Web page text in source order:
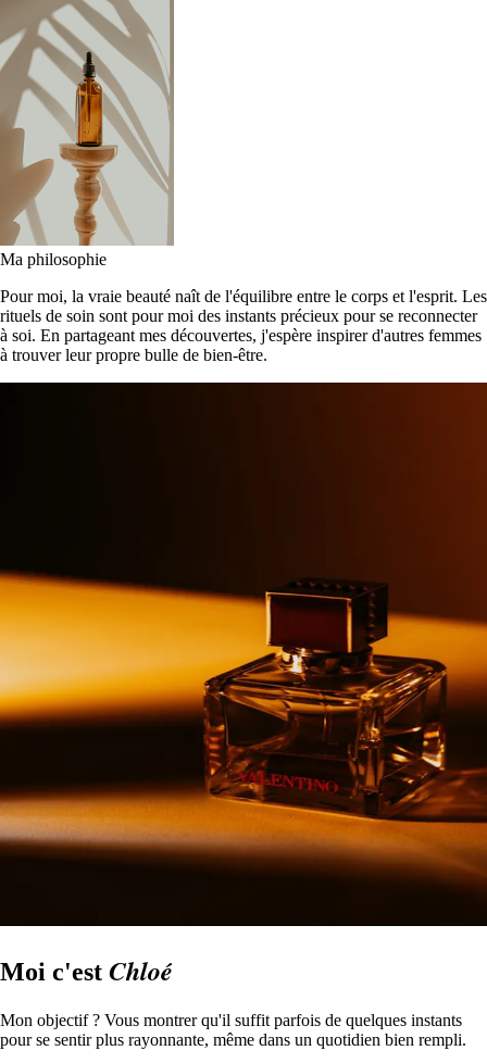
Ma philosophie
Pour moi, la vraie beauté naît de l'équilibre entre le corps et l'esprit. Les
rituels de soin sont pour moi des instants précieux pour se reconnecter
à soi. En partageant mes découvertes, j'espère inspirer d'autres femmes
à trouver leur propre bulle de bien-être.
Moi c'est Chloé
Mon objectif ? Vous montrer qu'il suffit parfois de quelques instants
pour se sentir plus rayonnante, même dans un quotidien bien rempli.